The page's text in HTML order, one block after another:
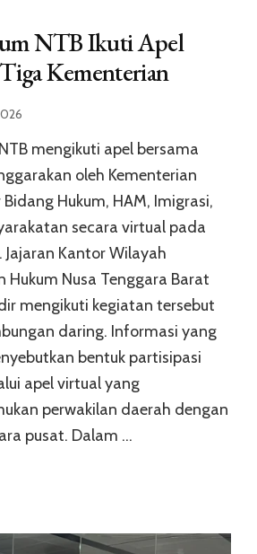
NTB Ikuti Apel
Kementerian
mengikuti apel bersama
oleh Kementerian
Hukum, HAM, Imigrasi,
secara virtual pada
Jajaran Kantor Wilayah
Hukum Nusa Tenggara Barat
mengikuti kegiatan tersebut
daring. Informasi yang
bentuk partisipasi
apel virtual yang
perwakilan daerah dengan
pusat. Dalam …